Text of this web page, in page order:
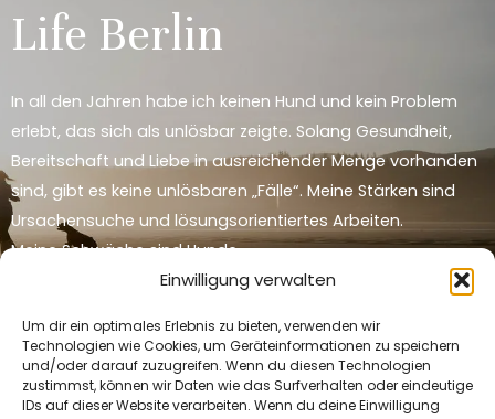
Einwilligung verwalten
Um dir ein optimales Erlebnis zu bieten, verwenden wir
Technologien wie Cookies, um Geräteinformationen zu speichern
und/oder darauf zuzugreifen. Wenn du diesen Technologien
zustimmst, können wir Daten wie das Surfverhalten oder eindeutige
IDs auf dieser Website verarbeiten. Wenn du deine Einwilligung
Life Berlin
In all den Jahren habe ich keinen Hund und kein Problem
erlebt, das sich als unlösbar zeigte. Solang Gesundheit,
Bereitschaft und Liebe in ausreichender Menge vorhanden
sind, gibt es keine unlösbaren „Fälle“. Meine Stärken sind
Ursachensuche und lösungsorientiertes Arbeiten.
Meine Schwäche sind Hunde.
Jacqueline Runge